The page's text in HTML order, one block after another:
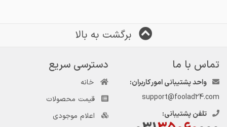
برگشت به بالا
تماس با ما
واحد پشتیبانی امور کاربران:
support@foolad24.com
تلفن پشتیبانی:
دسترسی سریع
خانه
قیمت محصولات
اعلام موجودی